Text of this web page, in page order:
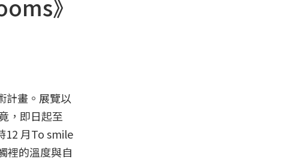
》
計畫。展覽以
，即日起至
12 月To smile
裡的溫度與自